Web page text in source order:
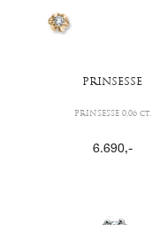
PRINSESSE
PRINSESSE 0,06 ct.
6.690,-